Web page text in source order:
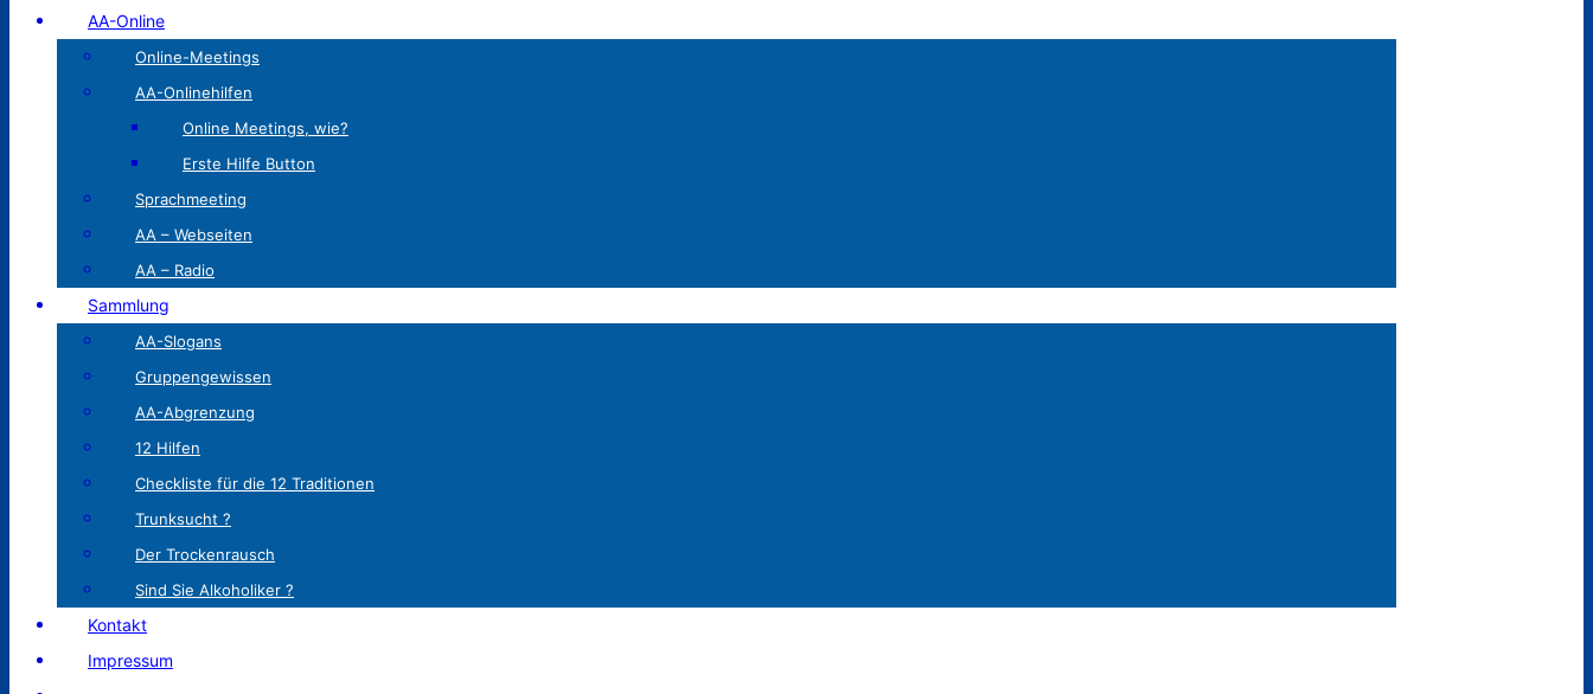
AA-Online
Online-Meetings
AA-Onlinehilfen
Online Meetings, wie?
Erste Hilfe Button
Sprachmeeting
AA – Webseiten
AA – Radio
Sammlung
AA-Slogans
Gruppengewissen
AA-Abgrenzung
12 Hilfen
Checkliste für die 12 Traditionen
Trunksucht ?
Der Trockenrausch
Sind Sie Alkoholiker ?
Kontakt
Impressum